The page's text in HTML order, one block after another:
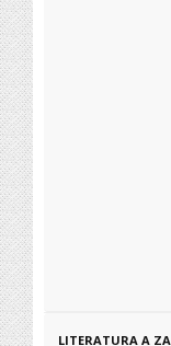
LITERATURA A